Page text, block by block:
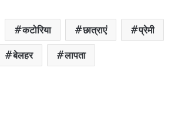
कटोरिया छात्राएं प्रेमी
बेलहर लापता